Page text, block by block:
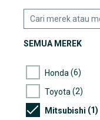
SEMUA MEREK
Honda (6)
Toyota (2)
Mitsubishi (1)